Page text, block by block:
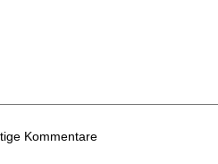
Kommentare